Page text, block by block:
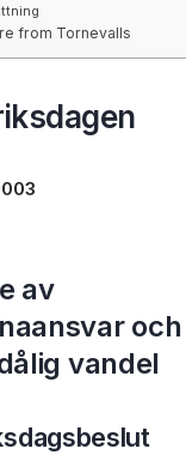
from Tornevalls
av
vandel